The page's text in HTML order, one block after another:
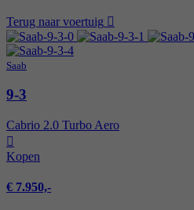
Terug naar voertuig
Saab
9-3
Cabrio 2.0 Turbo Aero
Kopen
€ 7.950,-